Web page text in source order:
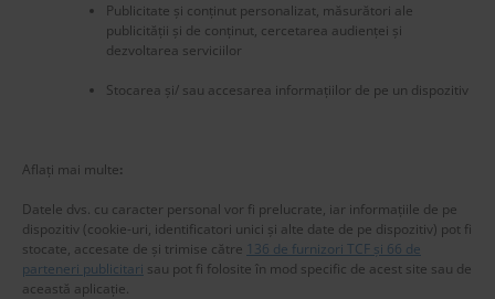
Publicitate și conținut personalizat, măsurători ale
publicității și de conținut, cercetarea audienței și
dezvoltarea serviciilor
Stocarea și/ sau accesarea informațiilor de pe un dispozitiv
Aflați mai multe:
Datele dvs. cu caracter personal vor fi prelucrate, iar informațiile de pe
dispozitiv (cookie-uri, identificatori unici și alte date de pe dispozitiv) pot fi
stocate, accesate de și trimise către 136 de furnizori TCF și 66 de
parteneri publicitari sau pot fi folosite în mod specific de acest site sau de
această aplicație.